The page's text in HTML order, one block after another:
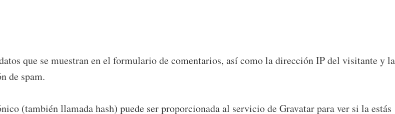
que se muestran en el formulario de comentarios, así como la dirección IP del visitante y la
de spam.
(también llamada hash) puede ser proporcionada al servicio de Gravatar para ver si la estás